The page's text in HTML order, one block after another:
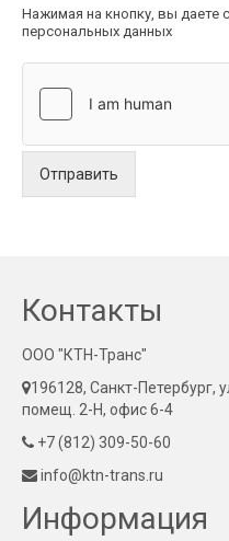
Нажимая на кнопку, вы даете
персональных данных
Отправить
Контакты
ООО "КТН-Транс"
196128, Санкт-Петербург,
помещ. 2-Н, офис 6-4
+7 (812) 309-50-60
info@ktn-trans.ru
Информация